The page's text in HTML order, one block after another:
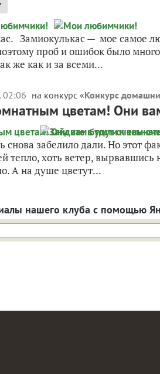
Замиокулькас — мое самое
проб и ошибок было
же как и за всеми...
02:06 на конкурс «Конкурс
цветам! Они
забелило дали. Но этот
тепло, хоть ветер,
А на душе цветут...
нашего клуба с помощью